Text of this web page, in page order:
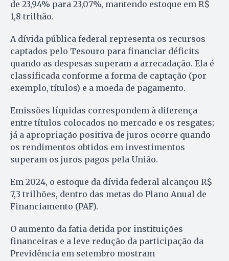
de 23,94% para 23,07%, mantendo estoque em R$
1,8 trilhão.
A dívida pública federal representa os recursos
captados pelo Tesouro para financiar déficits
quando as despesas superam a arrecadação. Ela é
classificada conforme a forma de captação (por
exemplo, títulos) e a moeda de pagamento.
Emissões líquidas correspondem à diferença
entre títulos colocados no mercado e os resgates;
já a apropriação positiva de juros ocorre quando
os rendimentos obtidos em investimentos
superam os juros pagos pela União.
Em 2024, o estoque da dívida federal alcançou R$
7,3 trilhões, dentro das metas do Plano Anual de
Financiamento (PAF).
O aumento da fatia detida por instituições
financeiras e a leve redução da participação da
Previdência em setembro mostram